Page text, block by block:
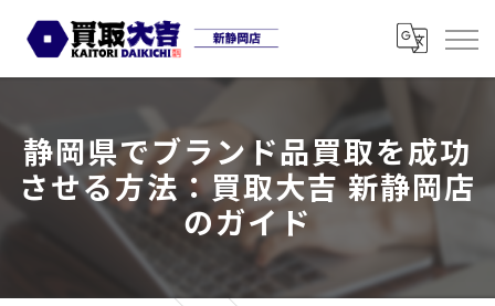
静岡県でブランド品買取を成功
させる方法：買取大吉 新静岡店
のガイド